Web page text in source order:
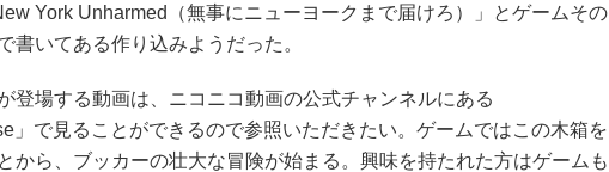
York Unharmed（無事にニューヨークまで届けろ）」とゲームその
書いてある作り込みようだった。
登場する動画は、ニコニコ動画の公式チャンネルにある
」で見ることができるので参照いただきたい。ゲームではこの木箱を
から、ブッカーの壮大な冒険が始まる。興味を持たれた方はゲームも